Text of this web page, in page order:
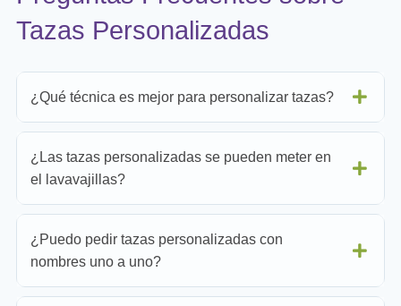
Tazas Personalizadas
¿Qué técnica es mejor para personalizar tazas?
¿Las tazas personalizadas se pueden meter en
el lavavajillas?
¿Puedo pedir tazas personalizadas con
nombres uno a uno?